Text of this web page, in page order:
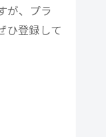
が、プラ
ひ登録して